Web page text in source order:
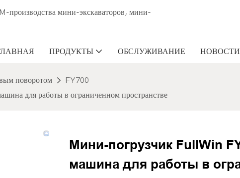
мини-экскаваторов, мини-
ПРОДУКТЫ ОБСЛУЖИВАНИЕ НОВОСТИ
поворотом
FY700
для работы в ограниченном пространстве
Мини-погрузчик FullWin
машина для работы в